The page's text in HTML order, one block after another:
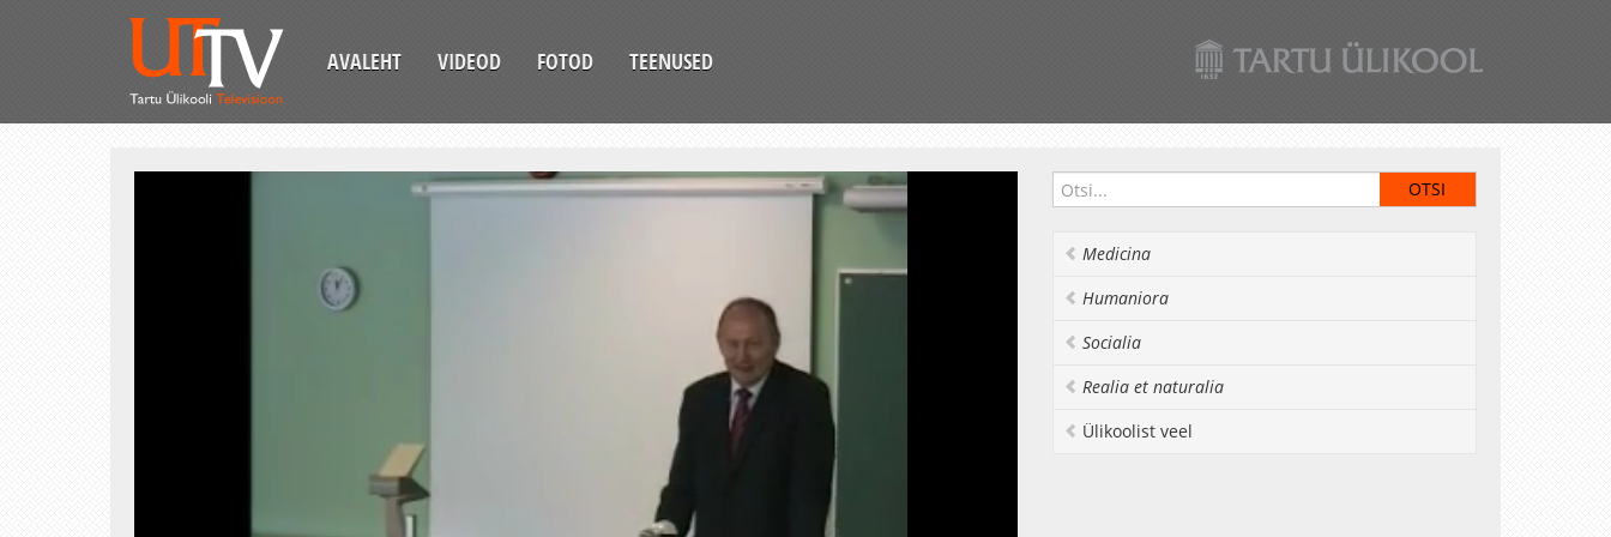
AVALEHT VIDEOD FOTOD TEENUSED
Medicina
Humaniora
Socialia
Realia et naturalia
Ülikoolist veel